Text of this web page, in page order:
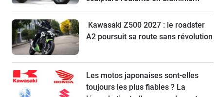
Kawasaki Z500 2027 : le roadster
A2 poursuit sa route sans révolution
Les motos japonaises sont-elles
toujours les plus fiables ? La